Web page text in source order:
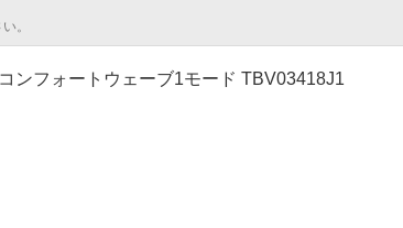
。
ンフォートウェーブ1モード TBV03418J1